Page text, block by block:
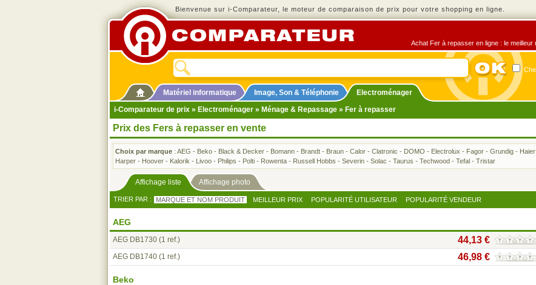
Bienvenue sur i-Comparateur, le moteur de comparaison de prix pour votre shopping en ligne.
Achat Fer à repasser en ligne : le
Matériel informatique Image, Son & Téléphonie
Electroménager
i-Comparateur de prix » Electroménager » Ménage & Repassage » Fer à repasser
Prix des Fers à repasser en vente
Choix par marque : AEG - Beko - Black & Decker - Bomann - Brandt - Braun - Calor - Clatronic - DOMO - Electrolux - Fagor - Grundig - Haier
Harper - Hoover - Kalorik - Livoo - Philips - Polti - Rowenta - Russell Hobbs - Severin - Solac - Taurus - Techwood - Tefal - Tristar
Affichage liste Affichage photo
TRIER PAR : MARQUE ET NOM PRODUIT MEILLEUR PRIX POPULARITÉ UTILISATEUR POPULARITÉ VENDEUR
AEG
AEG DB1730 (1 ref.) 44,13 €
AEG DB1740 (1 ref.) 46,98 €
Beko